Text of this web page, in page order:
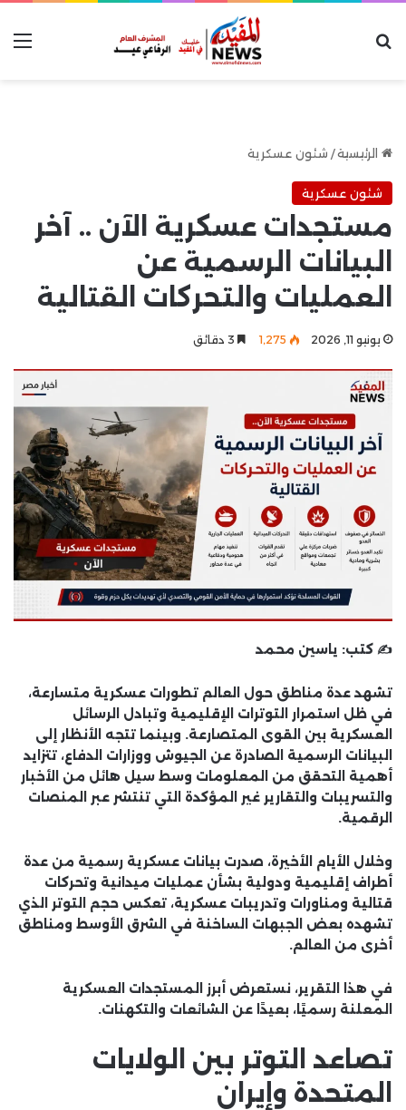
الرئيسية/ شئون عسكرية
شئون عسكرية
مستجدات عسكرية الآن .. آخر
البيانات الرسمية عن
العمليات والتحركات القتالية
يونيو 11, 2026 1٬275
✍️ كتب: ياسين محمد
تشهد عدة مناطق حول العالم تطورات عسكرية متسارعة،
في ظل استمرار التوترات الإقليمية وتبادل الرسائل
العسكرية بين القوى المتصارعة. وبينما تتجه الأنظار إلى
البيانات الرسمية الصادرة عن الجيوش ووزارات الدفاع، تتزايد
أهمية التحقق من المعلومات وسط سيل هائل من الأخبار
والتسريبات والتقارير غير المؤكدة التي تنتشر عبر المنصات
الرقمية.
وخلال الأيام الأخيرة، صدرت بيانات عسكرية رسمية من عدة
أطراف إقليمية ودولية بشأن عمليات ميدانية وتحركات
قتالية ومناورات وتدريبات عسكرية، تعكس حجم التوتر الذي
تشهده بعض الجبهات الساخنة في الشرق الأوسط ومناطق
أخرى من العالم.
في هذا التقرير، نستعرض أبرز المستجدات العسكرية
المعلنة رسميًا، بعيدًا عن الشائعات والتكهنات.
تصاعد التوتر بين الولايات
المتحدة وإيران